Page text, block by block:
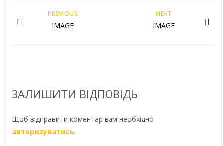
NEXT
IMAGE
PREVIOUS
IMAGE
ЗАЛИШИТИ ВІДПОВІДЬ
Щоб відправити коментар вам необхідно
авторизуватись.